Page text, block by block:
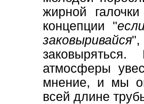
жирной
концепции "
заковыривайся
атмосферы
мнение, и мы
всей длине